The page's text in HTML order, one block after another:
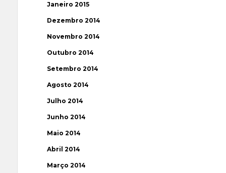
Janeiro 2015
Dezembro 2014
Novembro 2014
Outubro 2014
Setembro 2014
Agosto 2014
Julho 2014
Junho 2014
Maio 2014
Abril 2014
Março 2014